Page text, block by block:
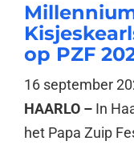
op PZF
16 september
HAARLO – In
het Papa Zuip